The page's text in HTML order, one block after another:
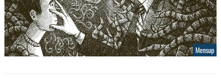
Mensup